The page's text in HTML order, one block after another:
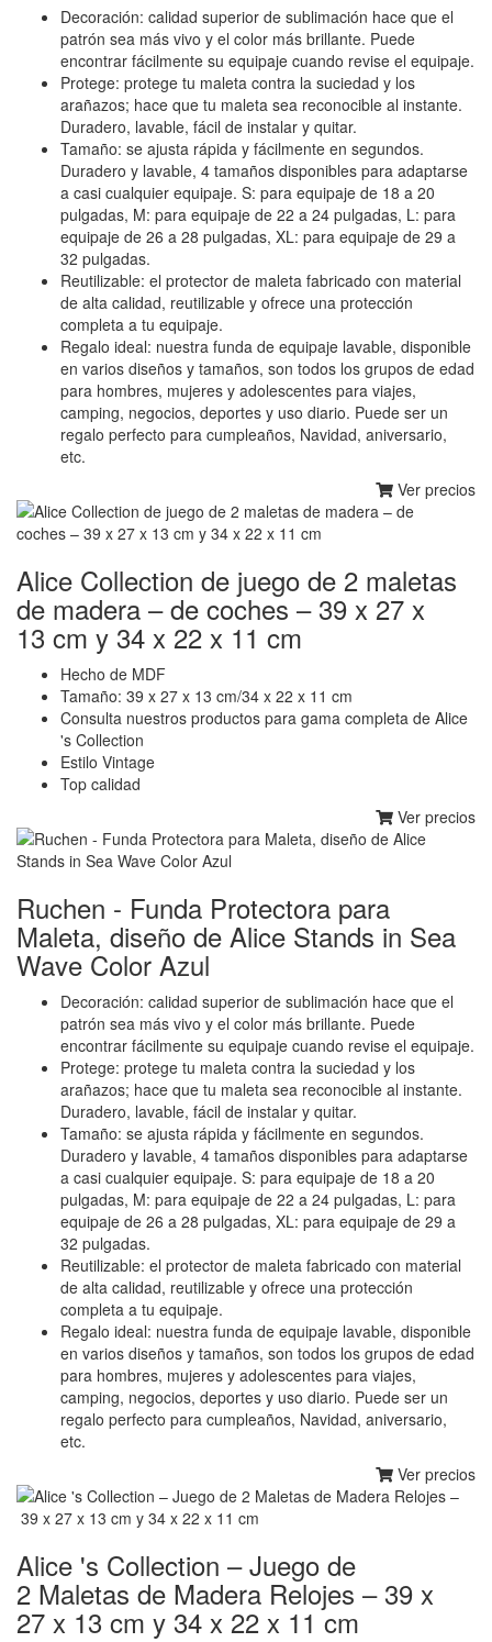
Decoración: calidad superior de sublimación hace que el
patrón sea más vivo y el color más brillante. Puede
encontrar fácilmente su equipaje cuando revise el equipaje.
Protege: protege tu maleta contra la suciedad y los
arañazos; hace que tu maleta sea reconocible al instante.
Duradero, lavable, fácil de instalar y quitar.
Tamaño: se ajusta rápida y fácilmente en segundos.
Duradero y lavable, 4 tamaños disponibles para adaptarse
a casi cualquier equipaje. S: para equipaje de 18 a 20
pulgadas, M: para equipaje de 22 a 24 pulgadas, L: para
equipaje de 26 a 28 pulgadas, XL: para equipaje de 29 a
32 pulgadas.
Reutilizable: el protector de maleta fabricado con material
de alta calidad, reutilizable y ofrece una protección
completa a tu equipaje.
Regalo ideal: nuestra funda de equipaje lavable, disponible
en varios diseños y tamaños, son todos los grupos de edad
para hombres, mujeres y adolescentes para viajes,
camping, negocios, deportes y uso diario. Puede ser un
regalo perfecto para cumpleaños, Navidad, aniversario,
etc.
Ver precios
Alice Collection de juego de 2 maletas
de madera – de coches – 39 x 27 x
13 cm y 34 x 22 x 11 cm
Hecho de MDF
Tamaño: 39 x 27 x 13 cm/34 x 22 x 11 cm
Consulta nuestros productos para gama completa de Alice
's Collection
Estilo Vintage
Top calidad
Ver precios
Ruchen - Funda Protectora para
Maleta, diseño de Alice Stands in Sea
Wave Color Azul
Decoración: calidad superior de sublimación hace que el
patrón sea más vivo y el color más brillante. Puede
encontrar fácilmente su equipaje cuando revise el equipaje.
Protege: protege tu maleta contra la suciedad y los
arañazos; hace que tu maleta sea reconocible al instante.
Duradero, lavable, fácil de instalar y quitar.
Tamaño: se ajusta rápida y fácilmente en segundos.
Duradero y lavable, 4 tamaños disponibles para adaptarse
a casi cualquier equipaje. S: para equipaje de 18 a 20
pulgadas, M: para equipaje de 22 a 24 pulgadas, L: para
equipaje de 26 a 28 pulgadas, XL: para equipaje de 29 a
32 pulgadas.
Reutilizable: el protector de maleta fabricado con material
de alta calidad, reutilizable y ofrece una protección
completa a tu equipaje.
Regalo ideal: nuestra funda de equipaje lavable, disponible
en varios diseños y tamaños, son todos los grupos de edad
para hombres, mujeres y adolescentes para viajes,
camping, negocios, deportes y uso diario. Puede ser un
regalo perfecto para cumpleaños, Navidad, aniversario,
etc.
Ver precios
Alice 's Collection – Juego de
2 Maletas de Madera Relojes – 39 x
27 x 13 cm y 34 x 22 x 11 cm